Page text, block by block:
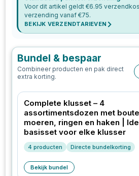
Voor dit artikel geldt €6.95
verzending vanaf €75.
BEKIJK VERZENDTARIEVEN
Bundel & bespaar
Combineer producten en pak direct
extra korting.
Complete klusset – 4
assortimentsdozen met
moeren, ringen en haken |
basisset voor elke klusser
4 producten Directe bundelkorting
Bekijk bundel